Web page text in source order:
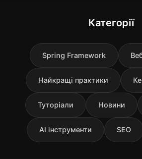
Категорії
Spring Framework
Найкращі практики
Туторіали Новини
AI інструменти SEO